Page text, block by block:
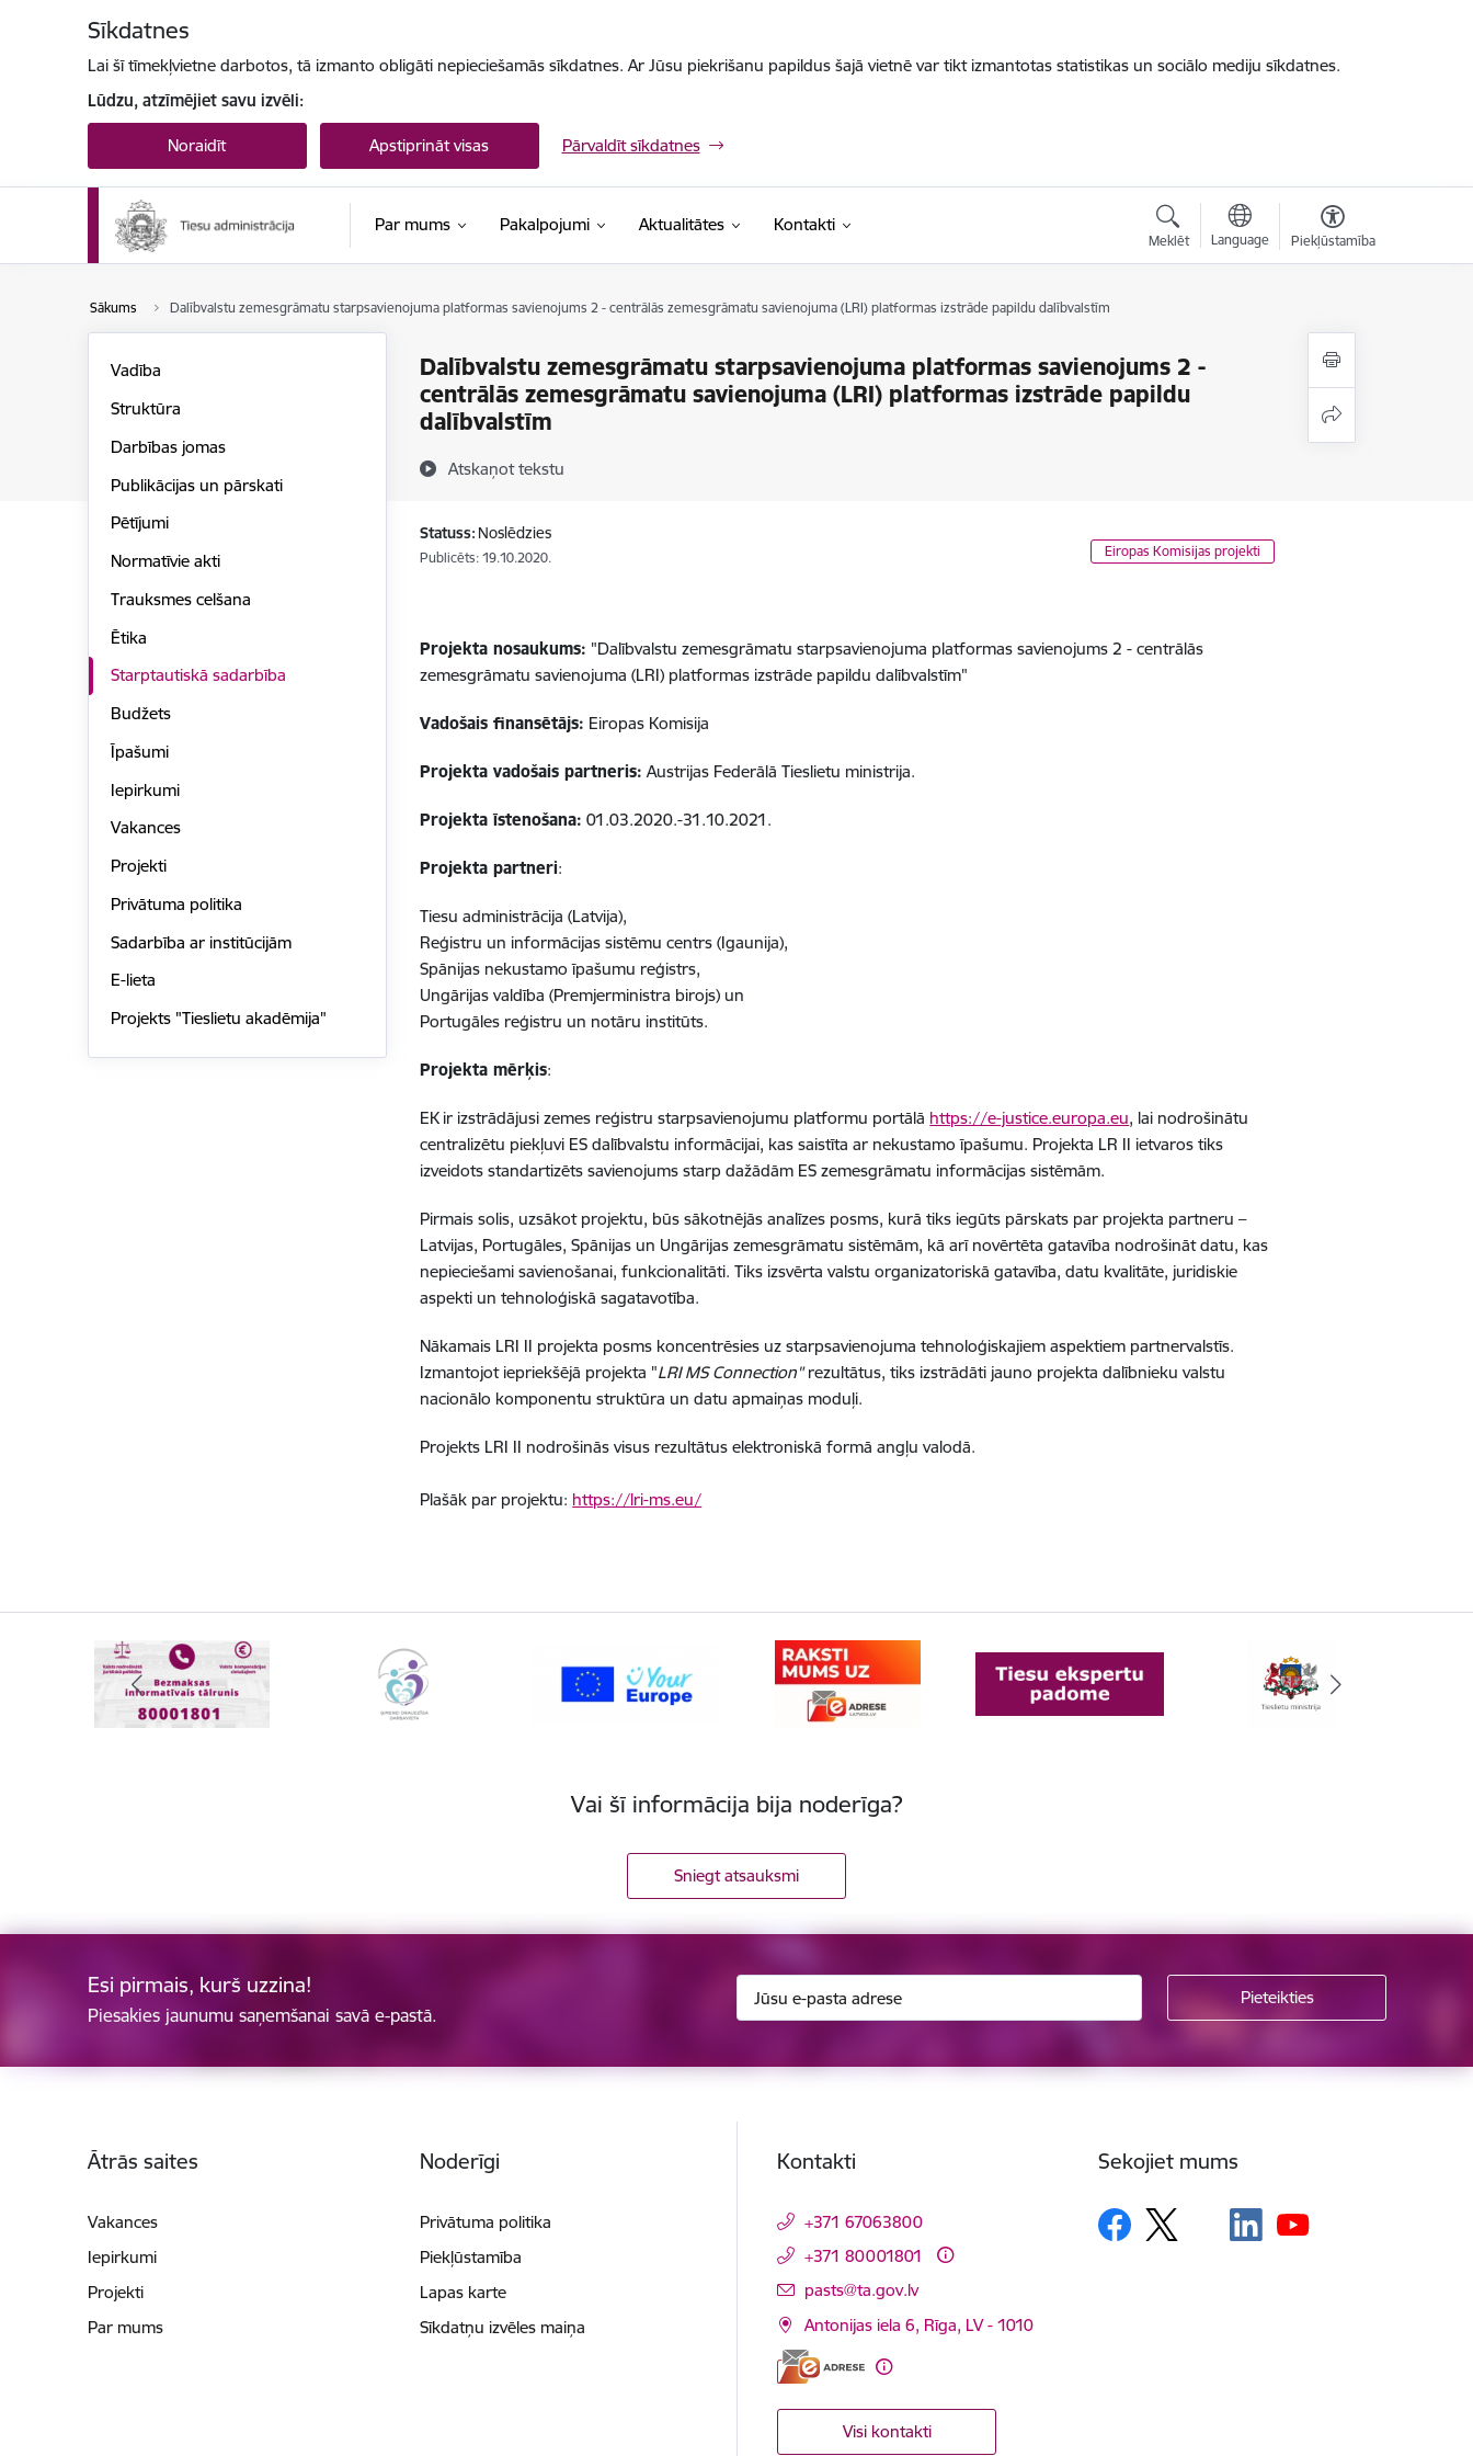
Sīkdatnes
Lai šī tīmekļvietne darbotos, tā izmanto obligāti nepieciešamās sīkdatnes. Ar Jūsu piekrišanu papildus šajā vietnē var tikt izmantotas statistikas un sociālo mediju sīkdatnes.
Lūdzu, atzīmējiet savu izvēli:
Noraidīt Apstiprināt visas Pārvaldīt sīkdatnes
Par mums Pakalpojumi Aktualitātes Kontakti
Meklēt Language Piekļūstamība
Sākums Dalībvalstu zemesgrāmatu starpsavienojuma platformas savienojums 2 - centrālās zemesgrāmatu savienojuma (LRI) platformas izstrāde papildu dalībvalstīm
Dalībvalstu zemesgrāmatu starpsavienojuma platformas savienojums 2 -
centrālās zemesgrāmatu savienojuma (LRI) platformas izstrāde papildu
dalībvalstīm
Atskaņot tekstu
Vadība
Struktūra
Darbības jomas
Publikācijas un pārskati
Pētījumi
Normatīvie akti
Trauksmes celšana
Ētika
Starptautiskā sadarbība
Budžets
Īpašumi
Iepirkumi
Vakances
Projekti
Privātuma politika
Sadarbība ar institūcijām
E-lieta
Projekts "Tieslietu akadēmija"
Statuss: Noslēdzies
Publicēts: 19.10.2020. Eiropas Komisijas projekti
Projekta nosaukums: "Dalībvalstu zemesgrāmatu starpsavienojuma platformas savienojums 2 - centrālās
zemesgrāmatu savienojuma (LRI) platformas izstrāde papildu dalībvalstīm"
Vadošais finansētājs: Eiropas Komisija
Projekta vadošais partneris: Austrijas Federālā Tieslietu ministrija.
Projekta īstenošana: 01.03.2020.-31.10.2021.
Projekta partneri:
Tiesu administrācija (Latvija),
Reģistru un informācijas sistēmu centrs (Igaunija),
Spānijas nekustamo īpašumu reģistrs,
Ungārijas valdība (Premjerministra birojs) un
Portugāles reģistru un notāru institūts.
Projekta mērķis:
EK ir izstrādājusi zemes reģistru starpsavienojumu platformu portālā https://e-justice.europa.eu, lai nodrošinātu
centralizētu piekļuvi ES dalībvalstu informācijai, kas saistīta ar nekustamo īpašumu. Projekta LR II ietvaros tiks
izveidots standartizēts savienojums starp dažādām ES zemesgrāmatu informācijas sistēmām.
Pirmais solis, uzsākot projektu, būs sākotnējās analīzes posms, kurā tiks iegūts pārskats par projekta partneru –
Latvijas, Portugāles, Spānijas un Ungārijas zemesgrāmatu sistēmām, kā arī novērtēta gatavība nodrošināt datu, kas
nepieciešami savienošanai, funkcionalitāti. Tiks izsvērta valstu organizatoriskā gatavība, datu kvalitāte, juridiskie
aspekti un tehnoloģiskā sagatavotība.
Nākamais LRI II projekta posms koncentrēsies uz starpsavienojuma tehnoloģiskajiem aspektiem partnervalstīs.
Izmantojot iepriekšējā projekta "LRI MS Connection"rezultātus, tiks izstrādāti jauno projekta dalībnieku valstu
nacionālo komponentu struktūra un datu apmaiņas moduļi.
Projekts LRI II nodrošinās visus rezultātus elektroniskā formā angļu valodā.
Plašāk par projektu: https://lri-ms.eu/
Vai šī informācija bija noderīga?
Sniegt atsauksmi
Esi pirmais, kurš uzzina!
Piesakies jaunumu saņemšanai savā e-pastā.
Ātrās saites
Vakances
Iepirkumi
Projekti
Par mums
Noderīgi
Privātuma politika
Piekļūstamība
Lapas karte
Sīkdatņu izvēles maiņa
Kontakti
+371 67063800
+371 80001801
E-pasts:
pasts@ta.gov.lv
Antonijas iela 6, Rīga, LV - 1010
Visi kontakti
Sekojiet mums